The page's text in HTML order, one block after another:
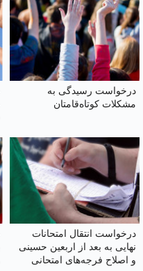
درخواست رسیدگی به
مشکلات کوتاه‌قامتان
درخواست انتقال امتحانات
نهایی به بعد از اربعین حسینی
و اصلاح فرجه‌های امتحانی